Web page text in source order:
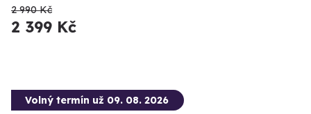
2 990 Kč
2 399 Kč
Volný termín už 09. 08. 2026